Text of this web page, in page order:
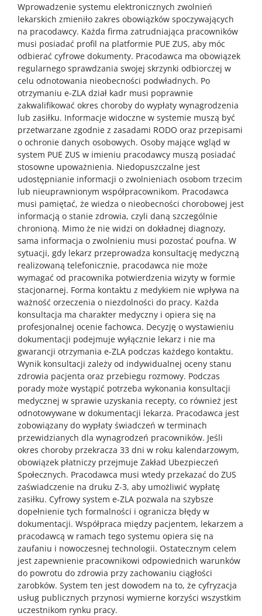
Wprowadzenie systemu elektronicznych zwolnień
lekarskich zmieniło zakres obowiązków spoczywających
na pracodawcy. Każda firma zatrudniająca pracowników
musi posiadać profil na platformie PUE ZUS, aby móc
odbierać cyfrowe dokumenty. Pracodawca ma obowiązek
regularnego sprawdzania swojej skrzynki odbiorczej w
celu odnotowania nieobecności podwładnych. Po
otrzymaniu e-ZLA dział kadr musi poprawnie
zakwalifikować okres choroby do wypłaty wynagrodzenia
lub zasiłku. Informacje widoczne w systemie muszą być
przetwarzane zgodnie z zasadami RODO oraz przepisami
o ochronie danych osobowych. Osoby mające wgląd w
system PUE ZUS w imieniu pracodawcy muszą posiadać
stosowne upoważnienia. Niedopuszczalne jest
udostępnianie informacji o zwolnieniach osobom trzecim
lub nieuprawnionym współpracownikom. Pracodawca
musi pamiętać, że wiedza o nieobecności chorobowej jest
informacją o stanie zdrowia, czyli daną szczególnie
chronioną. Mimo że nie widzi on dokładnej diagnozy,
sama informacja o zwolnieniu musi pozostać poufna. W
sytuacji, gdy lekarz przeprowadza konsultację medyczną
realizowaną telefonicznie, pracodawca nie może
wymagać od pracownika potwierdzenia wizyty w formie
stacjonarnej. Forma kontaktu z medykiem nie wpływa na
ważność orzeczenia o niezdolności do pracy. Każda
konsultacja ma charakter medyczny i opiera się na
profesjonalnej ocenie fachowca. Decyzję o wystawieniu
dokumentacji podejmuje wyłącznie lekarz i nie ma
gwarancji otrzymania e-ZLA podczas każdego kontaktu.
Wynik konsultacji zależy od indywidualnej oceny stanu
zdrowia pacjenta oraz przebiegu rozmowy. Podczas
porady może wystąpić potrzeba wykonania konsultacji
medycznej w sprawie uzyskania recepty, co również jest
odnotowywane w dokumentacji lekarza. Pracodawca jest
zobowiązany do wypłaty świadczeń w terminach
przewidzianych dla wynagrodzeń pracowników. Jeśli
okres choroby przekracza 33 dni w roku kalendarzowym,
obowiązek płatniczy przejmuje Zakład Ubezpieczeń
Społecznych. Pracodawca musi wtedy przekazać do ZUS
zaświadczenie na druku Z-3, aby umożliwić wypłatę
zasiłku. Cyfrowy system e-ZLA pozwala na szybsze
dopełnienie tych formalności i ogranicza błędy w
dokumentacji. Współpraca między pacjentem, lekarzem a
pracodawcą w ramach tego systemu opiera się na
zaufaniu i nowoczesnej technologii. Ostatecznym celem
jest zapewnienie pracownikowi odpowiednich warunków
do powrotu do zdrowia przy zachowaniu ciągłości
zarobków. System ten jest dowodem na to, że cyfryzacja
usług publicznych przynosi wymierne korzyści wszystkim
uczestnikom rynku pracy.